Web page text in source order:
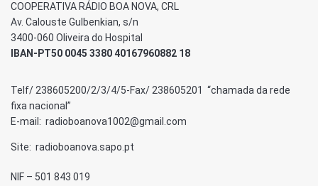
COOPERATIVA RÁDIO BOA NOVA, CRL
Av. Calouste Gulbenkian, s/n
3400-060 Oliveira do Hospital
IBAN-PT50 0045 3380 40167960882 18
Telf/ 238605200/2/3/4/5-Fax/ 238605201 “chamada da rede
fixa nacional”
E-mail: radioboanova1002@gmail.com
Site: radioboanova.sapo.pt
NIF – 501 843 019